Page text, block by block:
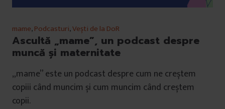
mame,Podcasturi,Vești de la DoR
Ascultă „mame”, un podcast despre
muncă și maternitate
„mame” este un podcast despre cum ne creștem
copiii când muncim și cum muncim când creștem
copii.